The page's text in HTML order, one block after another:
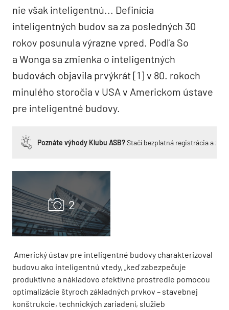
nie však inteligentnú... Definícia
inteligentných budov sa za posledných 30
rokov posunula výrazne vpred. Podľa So
a Wonga sa zmienka o inteligentných
budovách objavila prvýkrát [1] v 80. rokoch
minulého storočia v USA v Americkom ústave
pre inteligentné budovy.
Poznáte výhody Klubu ASB?Stačí bezplatná registrácia a
Americký ústav pre inteligentné budovy charakterizoval
budovu ako inteligentnú vtedy, „keď zabezpečuje
produktívne a nákladovo efektívne prostredie pomocou
optimalizácie štyroch základných prvkov – stavebnej
konštrukcie, technických zariadení, služieb